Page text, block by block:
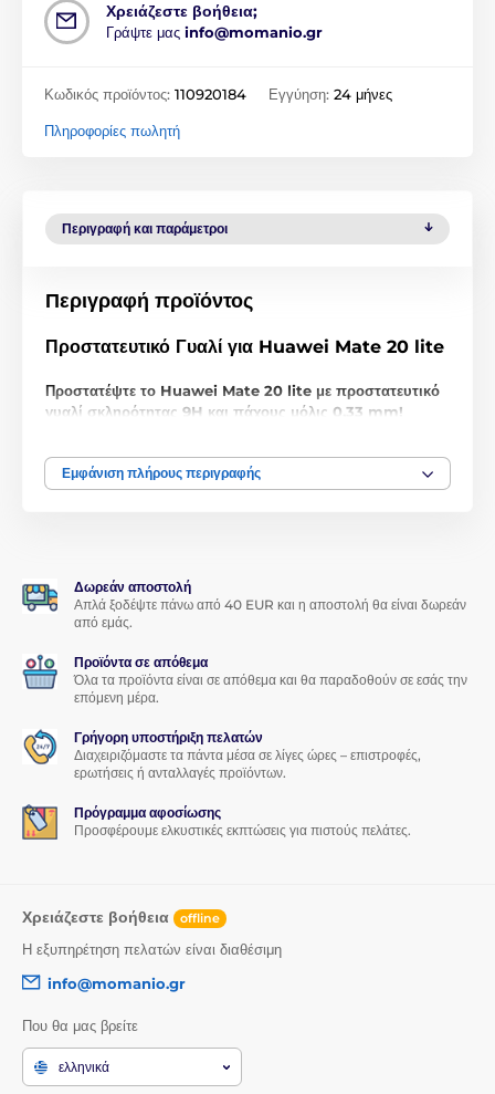
Χρειάζεστε βοήθεια;
Γράψτε μας info@momanio.gr
Κωδικός προϊόντος: 110920184 Εγγύηση: 24 μήνες
Πληροφορίες πωλητή
Περιγραφή και παράμετροι
Περιγραφή προϊόντος
Προστατευτικό Γυαλί για Huawei Mate 20 lite
Προστατέψτε το Huawei Mate 20 lite με προστατευτικό
γυαλί σκληρότητας 9H και πάχους μόλις 0,33 mm!
προστατευτικό γυαλί για Huawei Mate 20 lite
εξαιρετικής ποιότητας. Όχι μόνοπροστατεύει τέλειατην
γρατζουνιές
της οθόνης.
Καμία δαχτυλιά
Το προστατευτικό γυαλί για Huawei Mate 20 lite διαθέτει
ειδική ελαιοφοβική επίστρωση πουαπωθεί λίπη και
λιπαρότητες. Η οθόνη του smartphone Huawei θα
συσσωρεύονται.
Λεπτό, αλλά ισχυρό
Παρά όλα αυτά τα εξαιρετικά χαρακτηριστικά, το
προστατευτικό γυαλί για Huawei Mate 20 lite είναι
πολύ
*Οι εικόνες είναι μόνο ενδεικτικές.
Εφαρμογή για όλους
Ένα άλλο εξαιρετικό πλεονέκτημα αυτού του προστατευτικού
γυαλιού για Huawei Mate 20 lite είναι η
εφαρμογή. Χάρη στοκιτ εφαρμογής
Εμφάνιση πλήρους περιγραφής
Δωρεάν αποστολή
Απλά ξοδέψτε πάνω από 40 EUR και η αποστολή θα είναι δωρεάν
από εμάς.
Προϊόντα σε απόθεμα
Όλα τα προϊόντα είναι σε απόθεμα και θα παραδοθούν σε εσάς την
επόμενη μέρα.
Γρήγορη υποστήριξη πελατών
Διαχειριζόμαστε τα πάντα μέσα σε λίγες ώρες – επιστροφές,
ερωτήσεις ή ανταλλαγές προϊόντων.
Πρόγραμμα αφοσίωσης
Προσφέρουμε ελκυστικές εκπτώσεις για πιστούς πελάτες.
Χρειάζεστε βοήθεια offline
Η εξυπηρέτηση πελατών είναι διαθέσιμη
info@momanio.gr
Που θα μας βρείτε
ελληνικά